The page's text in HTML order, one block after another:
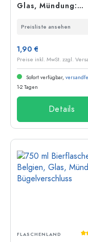
Glas, Mündung:
Preisliste ansehen
1,90 €
Sofort verfügbar,
1-2 Tagen
Details
FLASCHENLAND